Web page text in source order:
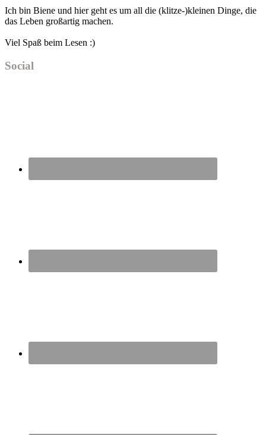
Ich bin Biene und hier geht es um all die (klitze-)kleinen Dinge, die
das Leben großartig machen.
Viel Spaß beim Lesen :)
Social